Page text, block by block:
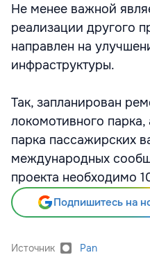
Не менее важной
реализации другого
направлен на
инфраструктуры.
Так, запланирован
локомотивного
парка пассажирских
международных
проекта необходимо
Подпишитесь на
Источник Pan